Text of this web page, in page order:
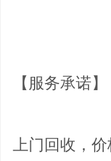
【服务承诺】
上门回收，